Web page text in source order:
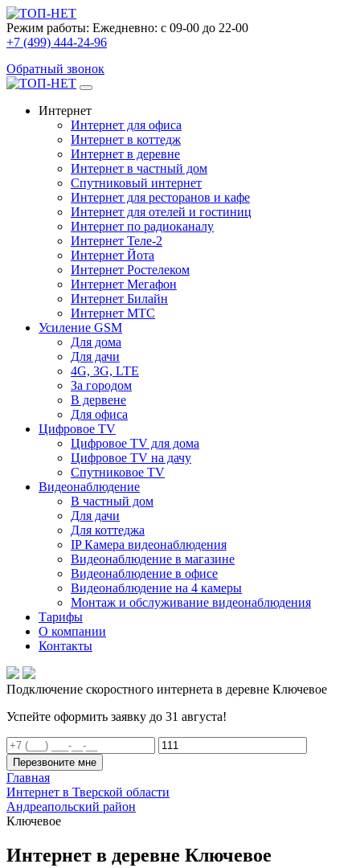
Режим работы: Ежедневно: с 09-00 до 22-00
+7 (499) 444-24-96
Обратный звонок
Интернет
Интернет для офиса
Интернет в коттедж
Интернет в деревне
Интернет в частный дом
Спутниковый интернет
Интернет для ресторанов и кафе
Интернет для отелей и гостиниц
Интернет по радиоканалу
Интернет Теле-2
Интернет Йота
Интернет Ростелеком
Интернет Мегафон
Интернет Билайн
Интернет МТС
Усиление GSM
Для дома
Для дачи
4G, 3G, LTE
За городом
В дервене
Для офиса
Цифровое TV
Цифровое TV для дома
Цифровое TV на дачу
Спутниковое TV
Видеонаблюдение
В частный дом
Для дачи
Для коттеджа
IP Камера видеонаблюдения
Видеонаблюдение в магазине
Видеонаблюдение в офисе
Видеонаблюдение на 4 камеры
Монтаж и обслуживание видеонаблюдения
Тарифы
О компании
Контакты
Подключение скоростного интернета в деревне Ключевое
Успейте оформить заявку до 31 августа!
Перезвоните мне
Главная
Интернет в Тверской области
Андреапольский район
Ключевое
Интернет в деревне Ключевое